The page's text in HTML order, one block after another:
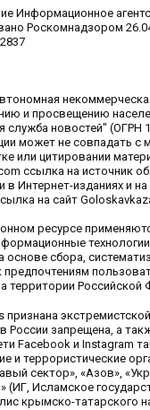
Информационное
Роскомнадзором
и просвещению
служба новостей" (ОГРН
может не совпадать с
или цитировании
ссылка на источник
в Интернет-изданиях и на
на сайт
ресурсе
основе сбора,
предпочтениям
территории Российской
признана
России запрещена, а
Facebook и Instagram
и террористические
сектор», «Азов»,
(ИГ, Исламское
крымско-татарского